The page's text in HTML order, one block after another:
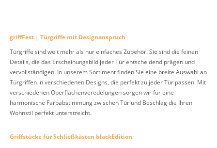
griffFest | Türgriffe mit Designanspruch
Türgriffe sind weit mehr als nur einfaches Zubehör. Sie sind die feinen
Details, die das Erscheinungsbild jeder Tür entscheidend prägen und
vervollständigen. In unserem Sortiment finden Sie eine breite Auswahl an
Türgriffen in verschiedenen Designs, die perfekt zu jeder Tür passen. Mit
verschiedenen Oberflächenveredelungen sorgen wir für eine
harmonische Farbabstimmung zwischen Tür und Beschlag die Ihren
Wohnstil perfekt unterstreicht.
Griffstücke für Schließkästen blackEdition